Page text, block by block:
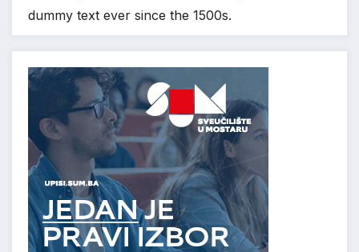
dummy text ever since the 1500s.